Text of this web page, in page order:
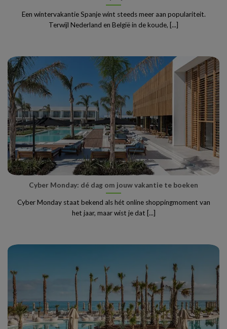
Een wintervakantie Spanje wint steeds meer aan populariteit.
Terwijl Nederland en België in de koude, [...]
Cyber Monday: dé dag om jouw vakantie te boeken
Cyber Monday staat bekend als hét online shoppingmoment van
het jaar, maar wist je dat [...]